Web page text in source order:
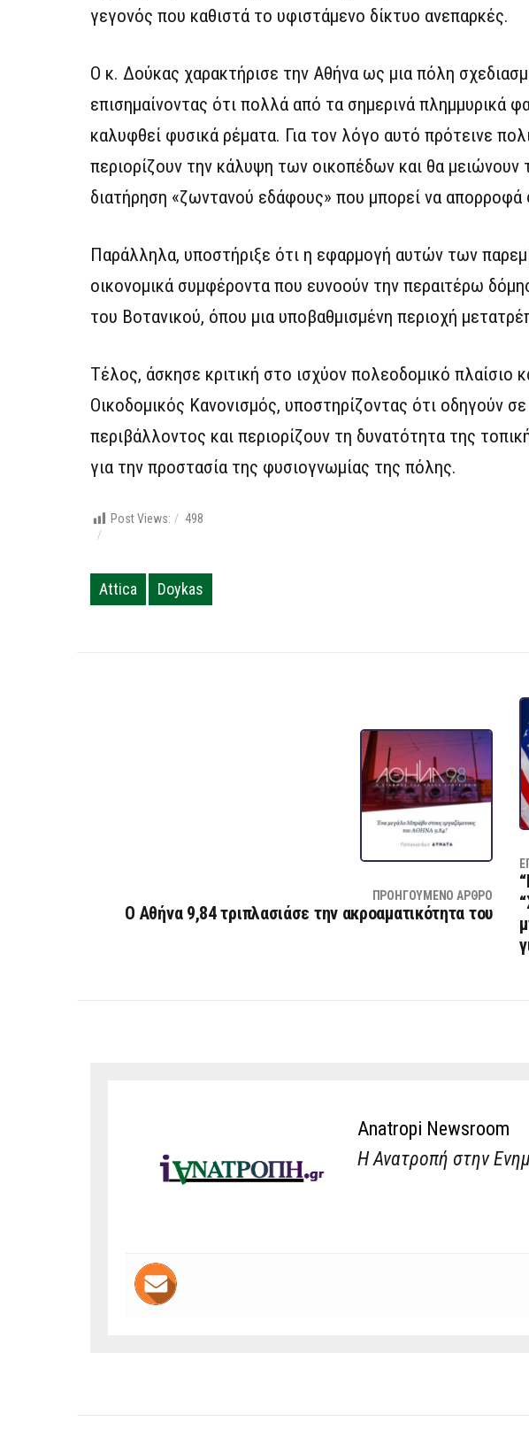
γεγονός που καθιστά το υφιστάμενο δίκτυο ανεπαρκές.
Ο κ. Δούκας χαρακτήρισε την Αθήνα ως μια πόλη
επισημαίνοντας ότι πολλά από τα σημερινά πλημμυρικά
καλυφθεί φυσικά ρέματα. Για τον λόγο αυτό πρότεινε
περιορίζουν την κάλυψη των οικοπέδων και θα
διατήρηση «ζωντανού εδάφους» που μπορεί να απορροφά
Παράλληλα, υποστήριξε ότι η εφαρμογή αυτών των
οικονομικά συμφέροντα που ευνοούν την περαιτέρω
του Βοτανικού, όπου μια υποβαθμισμένη περιοχή
Τέλος, άσκησε κριτική στο ισχύον πολεοδομικό
Οικοδομικός Κανονισμός, υποστηρίζοντας ότι οδηγούν
περιβάλλοντος και περιορίζουν τη δυνατότητα της
για την προστασία της φυσιογνωμίας της πόλης.
Post Views: 498
Attica Doykas
ΠΡΟΗΓΟΎΜΕΝΟ ΆΡΘΡΟ
Ο Αθήνα 9,84 τριπλασιάσε την ακροαματικότητα του
Anatropi Newsroom
Η Ανατροπή στην